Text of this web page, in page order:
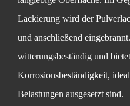
Lackierung wird der
und anschließend
witterungsbeständig und
Korrosionsbeständigkeit,
Belastungen ausgesetzt sind.